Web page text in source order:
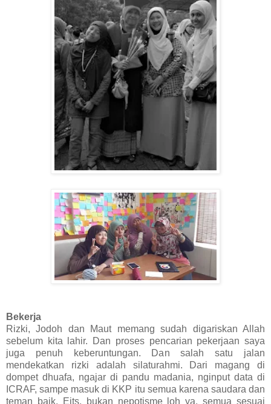
Bekerja
Rizki, Jodoh dan Maut memang sudah digariskan Allah
sebelum kita lahir. Dan proses pencarian pekerjaan saya
juga penuh keberuntungan. Dan salah satu jalan
mendekatkan rizki adalah silaturahmi. Dari magang di
dompet dhuafa, ngajar di pandu madania, nginput data di
ICRAF, sampe masuk di KKP itu semua karena saudara dan
teman baik. Eits, bukan nepotisme loh ya, semua sesuai